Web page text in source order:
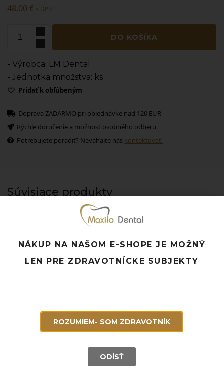
48,00 € s DPH
DO KOŠÍKA
- Výrobca: LM Dental
- Jednotka množstva: ks
Pridať k obľúbeným
Doprava ZADARMO pri objednávke nad 120 EUR
Rýchle doručenie a možnosť osobného odberu
Potrebujete poradiť? Neváhajte nás kontaktovať.
Súvisiace produkty
NÁKUP NA NAŠOM E-SHOPE JE MOŽNÝ
LEN PRE ZDRAVOTNÍCKE SUBJEKTY
ROZUMIEM- SOM ZDRAVOTNÍK
ODÍSŤ